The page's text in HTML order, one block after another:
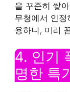
을 꾸준히 쌓
무청에서 인
용하니, 미리
4. 인기
명한 특